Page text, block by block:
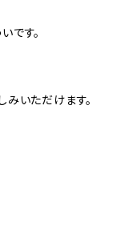
です。
みいただけます。